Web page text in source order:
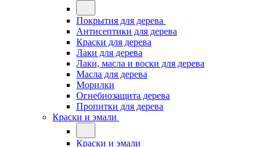
Покрытия для дерева
Антисептики для дерева
Краски для дерева
Лаки для дерева
Лаки, масла и воски для дерева
Масла для дерева
Морилки
Огнебиозащита дерева
Пропитки для дерева
Краски и эмали
Краски и эмали